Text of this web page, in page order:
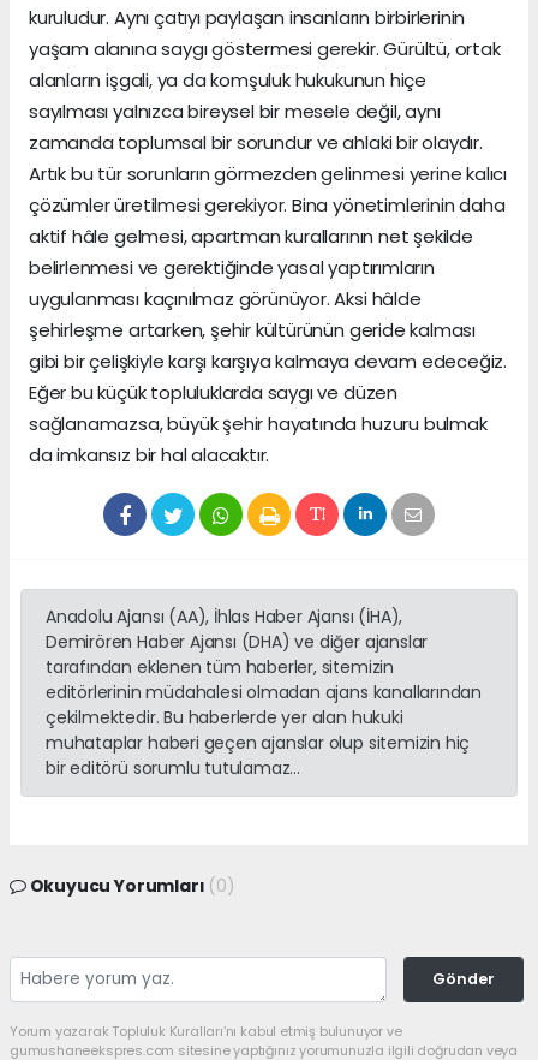
kuruludur. Aynı çatıyı paylaşan insanların birbirlerinin
yaşam alanına saygı göstermesi gerekir. Gürültü, ortak
alanların işgali, ya da komşuluk hukukunun hiçe
sayılması yalnızca bireysel bir mesele değil, aynı
zamanda toplumsal bir sorundur ve ahlaki bir olaydır.
Artık bu tür sorunların görmezden gelinmesi yerine kalıcı
çözümler üretilmesi gerekiyor. Bina yönetimlerinin daha
aktif hâle gelmesi, apartman kurallarının net şekilde
belirlenmesi ve gerektiğinde yasal yaptırımların
uygulanması kaçınılmaz görünüyor. Aksi hâlde
şehirleşme artarken, şehir kültürünün geride kalması
gibi bir çelişkiyle karşı karşıya kalmaya devam edeceğiz.
Eğer bu küçük topluluklarda saygı ve düzen
sağlanamazsa, büyük şehir hayatında huzuru bulmak
da imkansız bir hal alacaktır.
Anadolu Ajansı (AA), İhlas Haber Ajansı (İHA),
Demirören Haber Ajansı (DHA) ve diğer ajanslar
tarafından eklenen tüm haberler, sitemizin
editörlerinin müdahalesi olmadan ajans kanallarından
çekilmektedir. Bu haberlerde yer alan hukuki
muhataplar haberi geçen ajanslar olup sitemizin hiç
bir editörü sorumlu tutulamaz...
Okuyucu Yorumları (0)
Gönder
Yorum yazarak Topluluk Kuralları’nı kabul etmiş bulunuyor ve
gumushaneekspres.com sitesine yaptığınız yorumunuzla ilgili doğrudan veya